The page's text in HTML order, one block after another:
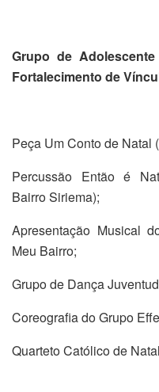
Grupo de
Fortalecimento de
Peça Um Conto de Natal
Percussão Então é
Bairro Siriema);
Apresentação Musical
Meu Bairro;
Grupo de Dança
Coreografia do Grupo
Quarteto Católico de